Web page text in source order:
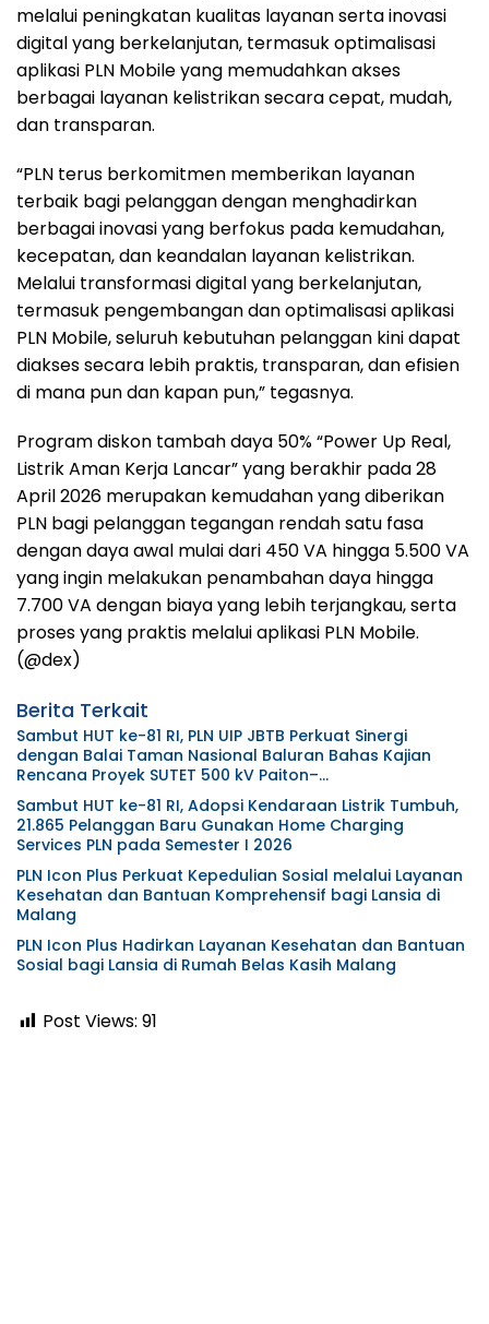
melalui peningkatan kualitas layanan serta inovasi
digital yang berkelanjutan, termasuk optimalisasi
aplikasi PLN Mobile yang memudahkan akses
berbagai layanan kelistrikan secara cepat, mudah,
dan transparan.
“PLN terus berkomitmen memberikan layanan
terbaik bagi pelanggan dengan menghadirkan
berbagai inovasi yang berfokus pada kemudahan,
kecepatan, dan keandalan layanan kelistrikan.
Melalui transformasi digital yang berkelanjutan,
termasuk pengembangan dan optimalisasi aplikasi
PLN Mobile, seluruh kebutuhan pelanggan kini dapat
diakses secara lebih praktis, transparan, dan efisien
di mana pun dan kapan pun,” tegasnya.
Program diskon tambah daya 50% “Power Up Real,
Listrik Aman Kerja Lancar” yang berakhir pada 28
April 2026 merupakan kemudahan yang diberikan
PLN bagi pelanggan tegangan rendah satu fasa
dengan daya awal mulai dari 450 VA hingga 5.500 VA
yang ingin melakukan penambahan daya hingga
7.700 VA dengan biaya yang lebih terjangkau, serta
proses yang praktis melalui aplikasi PLN Mobile.
(@dex)
Berita Terkait
Sambut HUT ke-81 RI, PLN UIP JBTB Perkuat Sinergi
dengan Balai Taman Nasional Baluran Bahas Kajian
Rencana Proyek SUTET 500 kV Paiton–
Watudodol/Kalipuro
Sambut HUT ke-81 RI, Adopsi Kendaraan Listrik Tumbuh,
21.865 Pelanggan Baru Gunakan Home Charging
Services PLN pada Semester I 2026
PLN Icon Plus Perkuat Kepedulian Sosial melalui Layanan
Kesehatan dan Bantuan Komprehensif bagi Lansia di
Malang
PLN Icon Plus Hadirkan Layanan Kesehatan dan Bantuan
Sosial bagi Lansia di Rumah Belas Kasih Malang
Post Views: 91